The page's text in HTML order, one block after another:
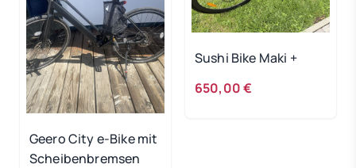
Geero City e-Bike mit
Scheibenbremsen
Sushi Bike Maki +
650,00 €